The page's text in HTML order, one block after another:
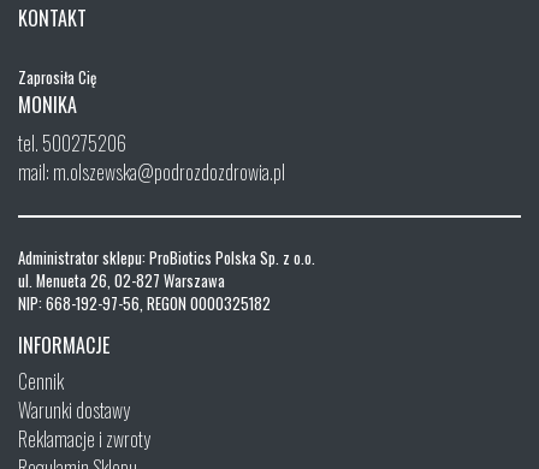
KONTAKT
Zaprosiła Cię
MONIKA
tel. 500275206
mail: m.olszewska@podrozdozdrowia.pl
Administrator sklepu: ProBiotics Polska Sp. z o.o.
ul. Menueta 26, 02-827 Warszawa
NIP: 668-192-97-56, REGON 0000325182
INFORMACJE
Cennik
Warunki dostawy
Reklamacje i zwroty